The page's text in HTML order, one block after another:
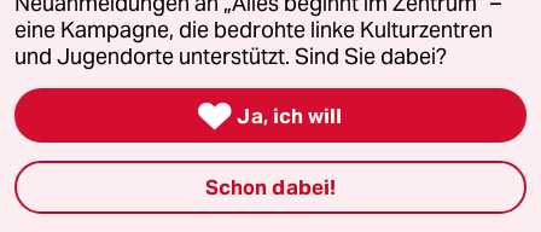
Wirtschaft direkt unterstützen.
Und bitte liebe deutsche Bürger, kritisiert und
lügt euch selber in die Tasche, dass ein
Boycott nicht antisemitisch wäre. Denn Opa
eine Kampagne, die bedrohte linke Kulturzentren
und Jugendorte unterstützt. Sind Sie dabei?
 Ja, ich will
Schon dabei!